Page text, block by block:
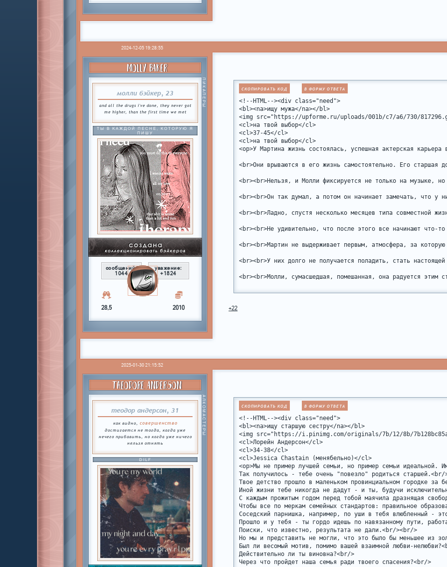
2024-12-05 19:28:55
MOLLY BAKER
молли бэйкер, 23
and all the drugs i've done, they never got
me higher, than the first time we met
ПИКАПЕРЫ
ТЫ В КАЖДОЙ ПЕСНЕ, КОТОРУЮ Я
ПИШУ
сообщений:
1044
уважение:
+1824
28,5 2010
СКОПИРОВАТЬ КОД В ФОРМУ ОТВЕТА
<!--HTML--><div class="need">
<bl><na>ищу мужа</na></bl>
<img src="https://upforme.ru/uploads/001b/c7/a6/730/
<cl>на твой выбор</cl>
<cl>37-45</cl>
<cl>на твой выбор</cl>
<op>У Мартина жизнь состоялась, успешная актерская
<br>Они врываются в его жизнь самостоятельно. Его
<br><br>Нельзя, и Молли фиксируется не только на музыке,
<br><br>Он так думал, а потом он начинает замечать, что у
<br><br>Ладно, спустя несколько месяцев типа совместной
<br><br>Не удивительно, что после этого все начинают что-
<br><br>Мартин не выдерживает первым, атмосфера, за
<br><br>У них долго не получается поладить, стать
<br><br>Молли, сумасшедшая, помешанная, она радуется этим
<br><br>Ее карьера взлетает мгновенно, Мартину не
<br>
<br>• хихиками в тг тоже обеспечу (наверное)
</op>
</div>
+22
2025-01-30 21:15:52
THEODORE ANDERSON
теодор андерсон, 31
как видно, совершенство
достигается не тогда, когда уже
нечего прибавить, но когда уже ничего
нельзя отнять
АЛКОМАСТЕРЫ
DILF
СКОПИРОВАТЬ КОД В ФОРМУ ОТВЕТА
<!--HTML--><div class="need">
<bl><na>ищу старшую сестру</na></bl>
<img src="https://i.pinimg.com/originals/7b/12/8b/
<cl>Лорейн Андерсон</cl>
<cl>34-38</cl>
<cl>Jessica Chastain (менябельно)</cl>
<op>Мы не пример лучшей семьи, но пример семьи идеальной.
Так получилось - тебе очень "повезло" родиться
Твое детство прошло в маленьком провинциальном городке
Иной жизни тебе никогда не дадут - и ты, будучи
С каждым прожитым годом перед тобой маячила дразнящая
Чтобы все по меркам семейных стандартов: правильное
Соседский парнишка, например, по уши в тебя влюбленный -
Прошло и у тебя - ты гордо идешь по навязанному пути,
Поиски, что известно, результата не дали.<br/><br/>
Но мы и представить не могли, что это было бы меньшее из
Был ли весомый мотив, помимо вашей взаимной любви-
Действительно ли ты виновна?<br/>
Через что пройдет наша семья ради твоего спасения?<br/>